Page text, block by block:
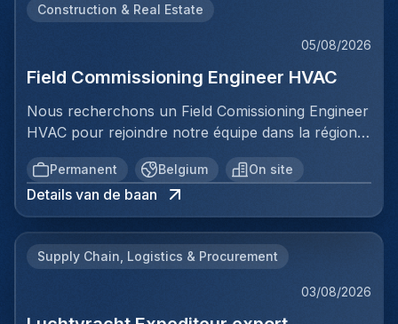
Construction & Real Estate
05/08/2026
Field Commissioning Engineer HVAC
Nous recherchons un Field Comissioning Engineer
HVAC pour rejoindre notre équipe dans la région
de Bruxelles. Dans ce rôle, vous fournirez une
assistance technique sur site lors de la mise en
service et du démarrage des installations HVAC
pour nos clients. Vous serez responsable de
climatisation sont correctement installés,
spécifications et aux normes prescrites. Votre
Permanent Belgium On site
Details van de baan
Supply Chain, Logistics & Procurement
03/08/2026